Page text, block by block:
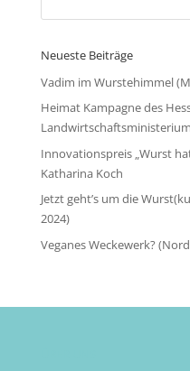
Neueste Beiträge
Vadim im Wurstehimmel
Heimat Kampagne des
Innovationspreis „Wurst
Katharina Koch
Jetzt geht’s um die
2024)
Veganes Weckewerk?